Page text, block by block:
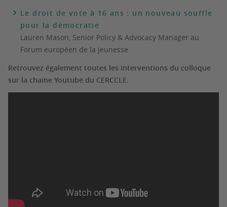
Le droit de vote à 16 ans : un nouveau souffle
pour la démocratie
Lauren Mason, Senior Policy & Advocacy Manager au
Forum européen de la jeunesse
Retrouvez également toutes les interventions du colloque
sur la chaine Youtube du CERCCLE.